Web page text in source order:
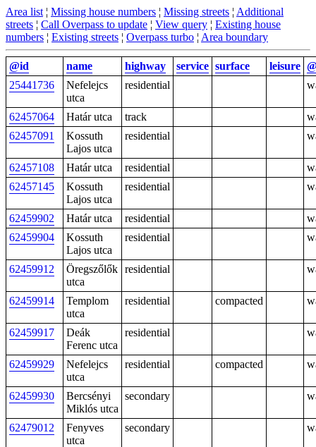
Area list ¦ Missing house numbers ¦ Missing streets ¦ Additional
streets ¦ Call Overpass to update ¦ View query ¦ Existing house
numbers ¦ Existing streets ¦ Overpass turbo ¦ Area boundary
@id name highway service surface leisure
25441736
Nefelejcs
utca
residential
62457064 Határ utca track
62457091
Kossuth
Lajos utca
residential
62457108 Határ utca residential
62457145
Kossuth
Lajos utca
residential
62459902 Határ utca residential
62459904
Kossuth
Lajos utca
residential
62459912
Öregszőlők
utca
residential
62459914
Templom
utca
residential compacted
62459917
Deák
Ferenc utca
residential
62459929
Nefelejcs
utca
residential compacted
62459930
Bercsényi
Miklós utca
secondary
62479012
Fenyves
utca
secondary